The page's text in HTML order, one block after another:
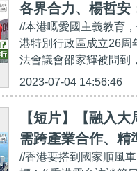
各界合力、楊哲安
//本港嘅愛國主義教育
港特別行政區成立26周
法會議會邵家輝被問到
2023-07-04 14:56:46
【短片】【融入
需跨產業合作、精
//香港要搭到國家順風